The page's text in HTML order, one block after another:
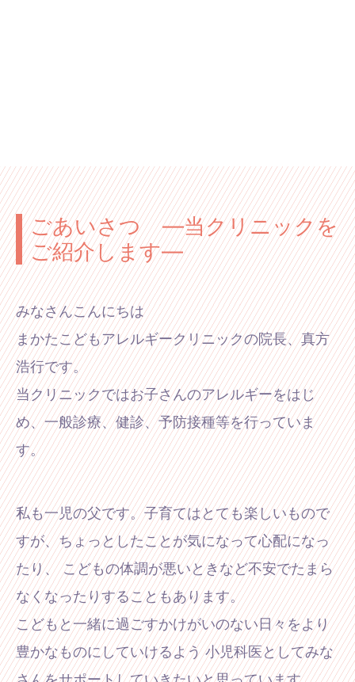
ごあいさつ ―当クリニックを
ご紹介します―
みなさんこんにちは
まかたこどもアレルギークリニックの院長、真方
浩行です。
当クリニックではお子さんのアレルギーをはじ
め、一般診療、健診、予防接種等を行っていま
す。
私も一児の父です。子育てはとても楽しいもので
すが、ちょっとしたことが気になって心配になっ
たり、こどもの体調が悪いときなど不安でたまら
なくなったりすることもあります。
こどもと一緒に過ごすかけがいのない日々をより
豊かなものにしていけるよう小児科医としてみな